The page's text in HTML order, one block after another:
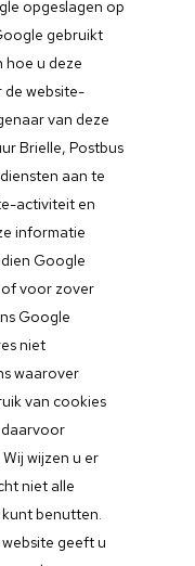
opgeslagen op
gebruikt
hoe u deze
de website-
van deze
Brielle, Postbus
aan te
activiteit en
informatie
Google
voor zover
Google
niet
waarover
van cookies
wijzen u er
niet alle
benutten.
geeft u